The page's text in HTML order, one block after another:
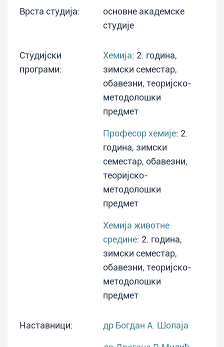
Врста студија:
основне академске
студије
Студијски
програми:
Хемија: 2. година,
зимски семестар,
обавезни, теоријско-
методолошки
предмет
Професор хемије: 2.
година, зимски
семестар, обавезни,
теоријско-
методолошки
предмет
Хемија животне
средине: 2. година,
зимски семестар,
обавезни, теоријско-
методолошки
предмет
Наставници: др Богдан А. Шолаја